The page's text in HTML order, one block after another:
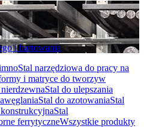
i hartowania
Stal narzędziowa do pracy na
i matryce do tworzyw
Stal do ulepszania
Stal do azotowaniaStal
Stal
ferrytyczneWszystkie produkty